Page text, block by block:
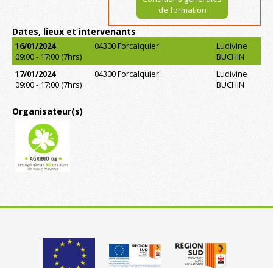
de formation
Dates, lieux et intervenants
16/01/2024
09:00 - 17:00 (7hrs)
04300 Forcalquier
Ludivine
BUCHIN
17/01/2024
09:00 - 17:00 (7hrs)
04300 Forcalquier
Ludivine
BUCHIN
Organisateur(s)